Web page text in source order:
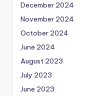
December 2024
November 2024
October 2024
June 2024
August 2023
July 2023
June 2023